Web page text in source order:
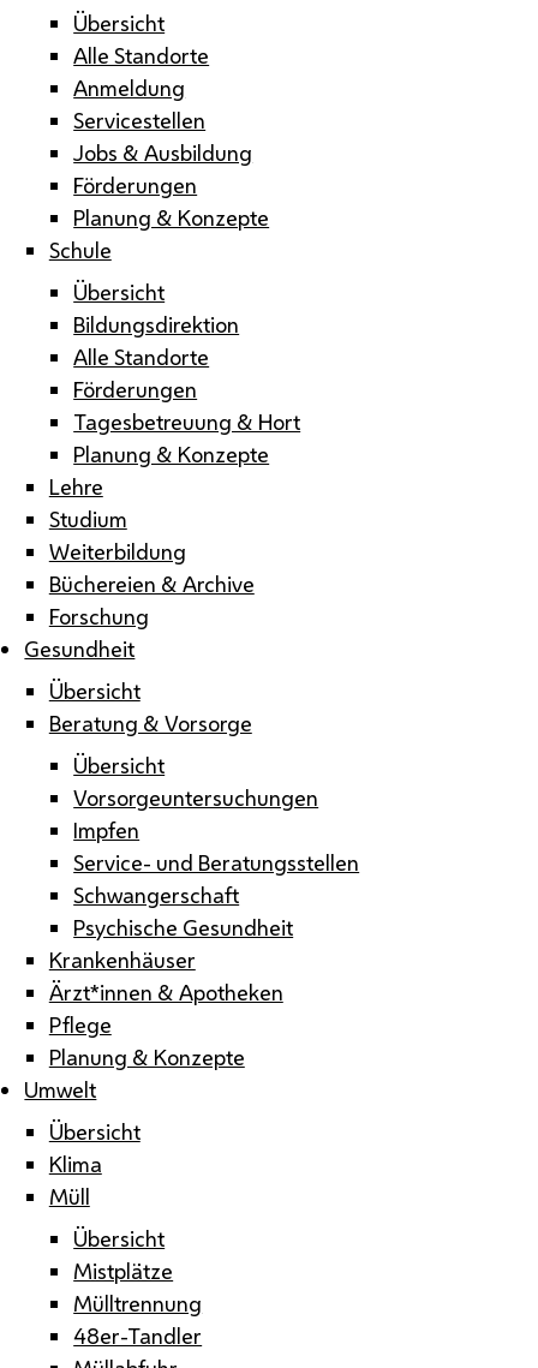
Übersicht
Alle Standorte
Anmeldung
Servicestellen
Jobs & Ausbildung
Förderungen
Planung & Konzepte
Schule
Übersicht
Bildungsdirektion
Alle Standorte
Förderungen
Tagesbetreuung & Hort
Planung & Konzepte
Lehre
Studium
Weiterbildung
Büchereien & Archive
Forschung
Gesundheit
Übersicht
Beratung & Vorsorge
Übersicht
Vorsorgeuntersuchungen
Impfen
Service- und Beratungsstellen
Schwangerschaft
Psychische Gesundheit
Krankenhäuser
Ärzt*innen & Apotheken
Pflege
Planung & Konzepte
Umwelt
Übersicht
Klima
Müll
Übersicht
Mistplätze
Mülltrennung
48er-Tandler